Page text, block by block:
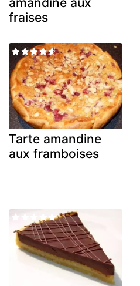
fraises
Tarte amandine
aux framboises